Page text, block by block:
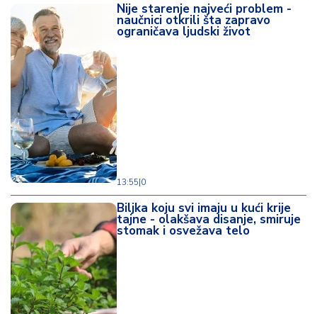
Nije starenje najveći problem -
naučnici otkrili šta zapravo
ograničava ljudski život
13:55|0
Biljka koju svi imaju u kući krije
tajne - olakšava disanje, smiruje
stomak i osvežava telo